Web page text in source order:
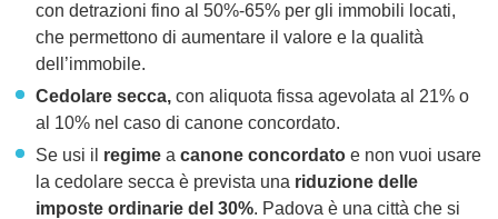
con detrazioni fino al 50%-65% per gli immobili locati,
che permettono di aumentare il valore e la qualità
dell’immobile.
Cedolare secca, con aliquota fissa agevolata al 21% o
al 10% nel caso di canone concordato.
Se usi il regime a canone concordato e non vuoi usare
la cedolare secca è prevista una riduzione delle
imposte ordinarie del 30%. Padova è una città che si